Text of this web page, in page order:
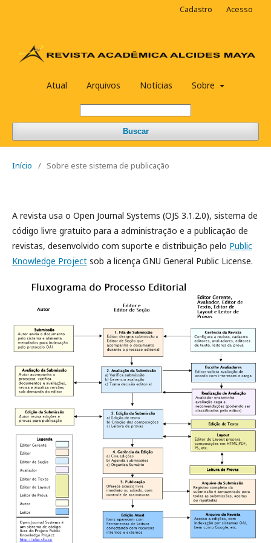
Atual Arquivos Notícias Sobre
Buscar
Cadastro Acesso
Início / Sobre este sistema de publicação
A revista usa o Open Journal Systems (OJS 3.1.2.0), sistema de
código livre gratuito para a administração e a publicação de
revistas, desenvolvido com suporte e distribuição pelo Public
Knowledge Project sob a licença GNU General Public License.